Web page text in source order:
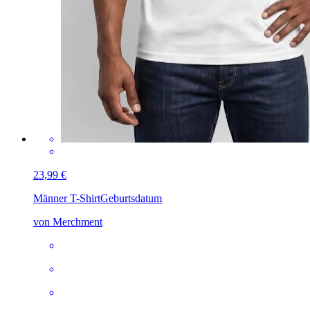
23,99 €
Männer T-ShirtGeburtsdatum
von Merchment